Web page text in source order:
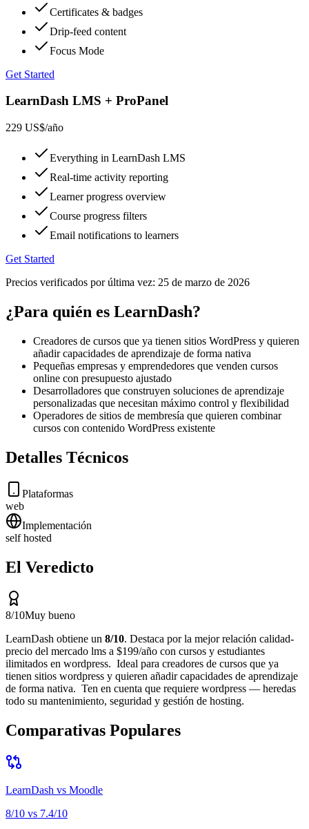
Certificates & badges
Drip-feed content
Focus Mode
Get Started
LearnDash LMS + ProPanel
229 US$/año
Everything in LearnDash LMS
Real-time activity reporting
Learner progress overview
Course progress filters
Email notifications to learners
Get Started
Precios verificados por última vez: 25 de marzo de 2026
¿Para quién es LearnDash?
Creadores de cursos que ya tienen sitios WordPress y quieren
añadir capacidades de aprendizaje de forma nativa
Pequeñas empresas y emprendedores que venden cursos
online con presupuesto ajustado
Desarrolladores que construyen soluciones de aprendizaje
personalizadas que necesitan máximo control y flexibilidad
Operadores de sitios de membresía que quieren combinar
cursos con contenido WordPress existente
Detalles Técnicos
Plataformas
web
Implementación
self hosted
El Veredicto
8/10Muy bueno
LearnDash obtiene un 8/10. Destaca porla mejor relación calidad-
precio del mercado lms a $199/año con cursos y estudiantes
ilimitados en wordpress. Ideal para creadores de cursos que ya
tienen sitios wordpress y quieren añadir capacidades de aprendizaje
de forma nativa. Ten en cuenta que requiere wordpress — heredas
todo su mantenimiento, seguridad y gestión de hosting.
Comparativas Populares
LearnDash vs Moodle
8/10 vs 7.4/10